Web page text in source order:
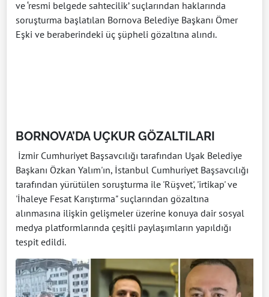
ve ‘resmi belgede sahtecilik’ suçlarından haklarında
soruşturma başlatılan Bornova Belediye Başkanı Ömer
Eşki ve beraberindeki üç şüpheli gözaltına alındı.
BORNOVA’DA UÇKUR GÖZALTILARI
İzmir Cumhuriyet Başsavcılığı tarafından Uşak Belediye
Başkanı Özkan Yalım'ın, İstanbul Cumhuriyet Başsavcılığı
tarafından yürütülen soruşturma ile 'Rüşvet', 'irtikap' ve
'İhaleye Fesat Karıştırma" suçlarından gözaltına
alınmasına ilişkin gelişmeler üzerine konuya dair sosyal
medya platformlarında çeşitli paylaşımların yapıldığı
tespit edildi.